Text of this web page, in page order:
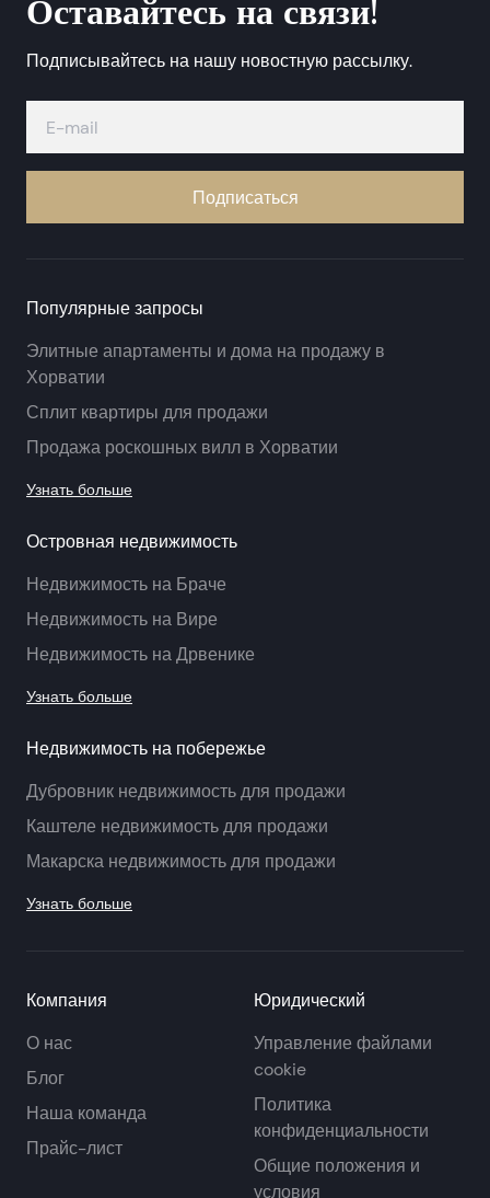
Оставайтесь на связи!
Подписывайтесь на нашу новостную рассылку.
Подписаться
Популярные запросы
Элитные апартаменты и дома на продажу в
Хорватии
Сплит квартиры для продажи
Продажа роскошных вилл в Хорватии
Узнать больше
Островная недвижимость
Недвижимость на Браче
Недвижимость на Вире
Недвижимость на Дрвенике
Узнать больше
Недвижимость на побережье
Дубровник недвижимость для продажи
Каштеле недвижимость для продажи
Макарска недвижимость для продажи
Узнать больше
Компания
О нас
Блог
Наша команда
Прайс-лист
Юридический
Управление файлами
cookie
Политика
конфиденциальности
Общие положения и
условия